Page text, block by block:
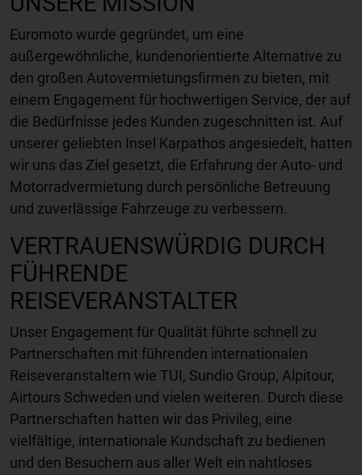
Euromoto wurde gegründet, um eine
außergewöhnliche, kundenorientierte Alternative zu
den großen Autovermietungsfirmen zu bieten, mit
einem Engagement für hochwertigen Service, der auf
die Bedürfnisse jedes Kunden zugeschnitten ist. Auf
unserer geliebten Insel Karpathos angesiedelt, hatten
wir uns das Ziel gesetzt, die Erfahrung der Auto- und
Motorradvermietung durch persönliche Betreuung
und zuverlässige Fahrzeuge zu verbessern.
VERTRAUENSWÜRDIG DURCH
FÜHRENDE
REISEVERANSTALTER
Unser Engagement für Qualität führte schnell zu
Partnerschaften mit führenden internationalen
Reiseveranstaltern wie TUI, Sundio Group, Alpitour,
Airtours Schweden und vielen weiteren. Durch diese
Partnerschaften hatten wir das Privileg, eine
vielfältige, internationale Kundschaft zu bedienen
und den Besuchern aus aller Welt ein nahtloses